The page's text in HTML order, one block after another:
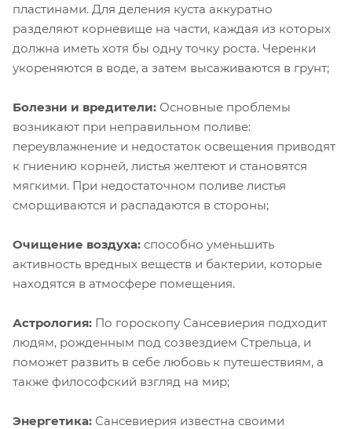
пластинами. Для деления куста аккуратно
разделяют корневище на части, каждая из которых
должна иметь хотя бы одну точку роста. Черенки
укореняются в воде, а затем высаживаются в грунт;
Болезни и вредители: Основные проблемы
возникают при неправильном поливе:
переувлажнение и недостаток освещения приводят
к гниению корней, листья желтеют и становятся
мягкими. При недостаточном поливе листья
сморщиваются и распадаются в стороны;
Очищение воздуха: способно уменьшить
активность вредных веществ и бактерии, которые
находятся в атмосфере помещения.
Астрология: По гороскопу Сансевиерия подходит
людям, рожденным под созвездием Стрельца, и
поможет развить в себе любовь к путешествиям, а
также философский взгляд на мир;
Энергетика: Сансевиерия известна своими